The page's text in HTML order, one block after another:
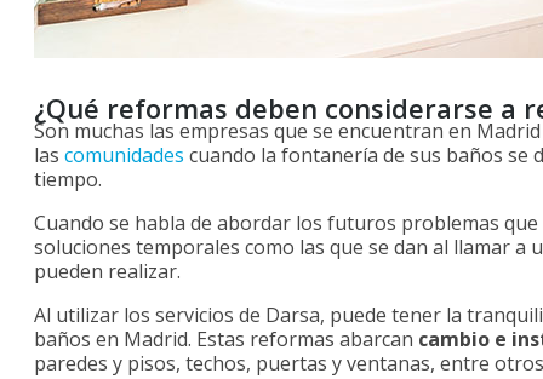
¿Qué reformas deben considerarse a
Son muchas las empresas que se encuentran en
las comunidades cuando la fontanería de sus baños se
tiempo.
Cuando se habla de abordar los futuros problemas
soluciones temporales como las que se dan al llamar
pueden realizar.
Al utilizar los servicios de Darsa, puede tener la
baños en Madrid. Estas reformas abarcan cambio e
paredes y pisos, techos, puertas y ventanas, entre